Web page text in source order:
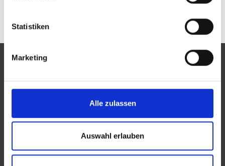
Statistiken
Marketing
Alle zulassen
Auswahl erlauben
Eine Aktion des Zentralverbandes der Augenoptiker und
Der ZVA ist ein Bundesinnungsverband, seine Mitglieder
sind die Landesinnungsverbände und Landesinnungen
des Augenoptikerhandwerks.